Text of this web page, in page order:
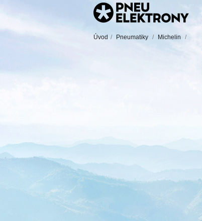
Úvod / Pneumatiky / Michelin /